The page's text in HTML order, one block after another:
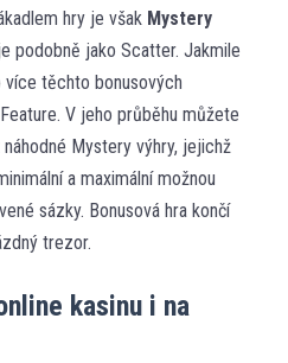
hry je však Mystery
podobně jako Scatter. Jakmile
těchto bonusových
V jeho průběhu můžete
Mystery výhry, jejichž
a maximální možnou
sázky. Bonusová hra končí
trezor.
kasinu i na